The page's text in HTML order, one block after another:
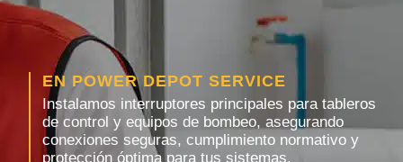
EN POWER DEPOT SERVICE
Instalamos interruptores principales para tableros
de control y equipos de bombeo, asegurando
conexiones seguras, cumplimiento normativo y
protección óptima para tus sistemas.